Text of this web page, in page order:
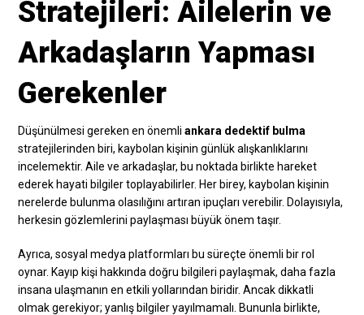
Stratejileri: Ailelerin ve
Arkadaşların Yapması
Gerekenler
Düşünülmesi gereken en önemliankara dedektif bulma
stratejilerinden biri, kaybolan kişinin günlük alışkanlıklarını
incelemektir. Aile ve arkadaşlar, bu noktada birlikte hareket
ederek hayati bilgiler toplayabilirler. Her birey, kaybolan kişinin
nerelerde bulunma olasılığını artıran ipuçları verebilir. Dolayısıyla,
herkesin gözlemlerini paylaşması büyük önem taşır.
Ayrıca, sosyal medya platformları bu süreçte önemli bir rol
oynar. Kayıp kişi hakkında doğru bilgileri paylaşmak, daha fazla
insana ulaşmanın en etkili yollarından biridir. Ancak dikkatli
olmak gerekiyor; yanlış bilgiler yayılmamalı. Bununla birlikte,